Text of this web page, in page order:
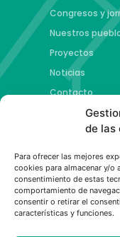
de las
Para ofrecer las mejores
cookies para almacenar y/o
consentimiento de estas
comportamiento de
consentir o retirar el
características y funciones.
Congresos y
Nuestros
Proyectos
Noticias
Contacto
Proyectos
Copa
Red de
Capital